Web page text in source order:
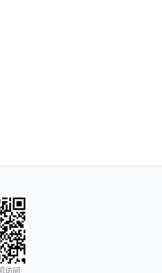
访问